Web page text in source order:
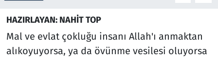
HAZIRLAYAN: NAHİT TOP
Mal ve evlat çokluğu insanı Allah'ı anmaktan
alıkoyuyorsa, ya da övünme vesilesi oluyorsa
Seçim 2023
Spor